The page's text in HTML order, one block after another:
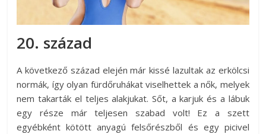
20. század
A következő század elején már kissé lazultak az erkölcsi
normák, így olyan fürdőruhákat viselhettek a nők, melyek
nem takarták el teljes alakjukat. Sőt, a karjuk és a lábuk
egy része már teljesen szabad volt! Ez a szett
egyébként kötött anyagú felsőrészből és egy picivel